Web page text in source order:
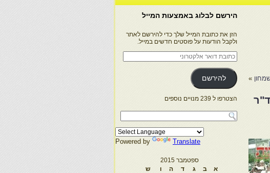
»
הירשם לבלוג באמצעות המייל
הזן את כתובת המייל שלך כדי להירשם לאתר
ולקבל הודעות על פוסטים חדשים במייל.
כתובת
דואר
אלקטרוני
להירשם
הצטרפו ל 239 מנויים נוספים
Powered by Translate
ספטמבר 2015
א
ב ג ד ה ו
ש